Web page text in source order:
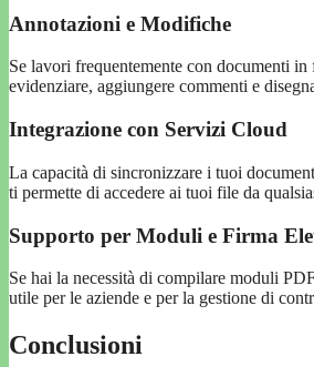
Annotazioni e Modifiche
Se lavori frequentemente con documenti
evidenziare, aggiungere commenti e
Integrazione con Servizi Cloud
La capacità di sincronizzare i tuoi
ti permette di accedere ai tuoi file da
Supporto per Moduli e Firma
Se hai la necessità di compilare moduli
utile per le aziende e per la gestione di
Conclusioni